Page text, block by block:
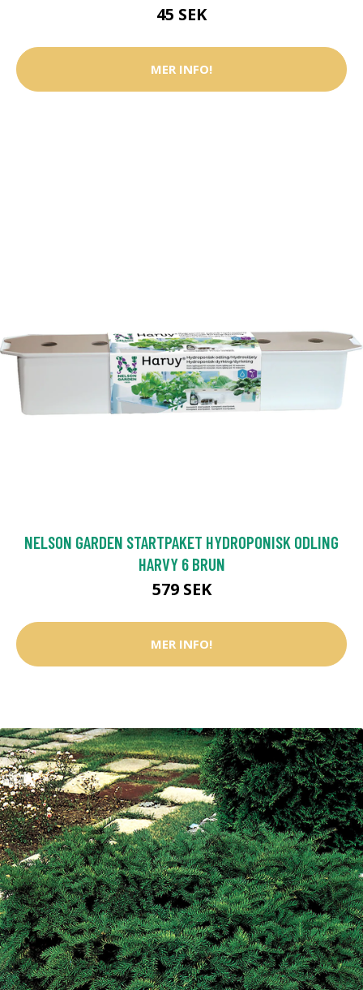
45 SEK
MER INFO!
NELSON GARDEN STARTPAKET HYDROPONISK ODLING
HARVY 6 BRUN
579 SEK
MER INFO!